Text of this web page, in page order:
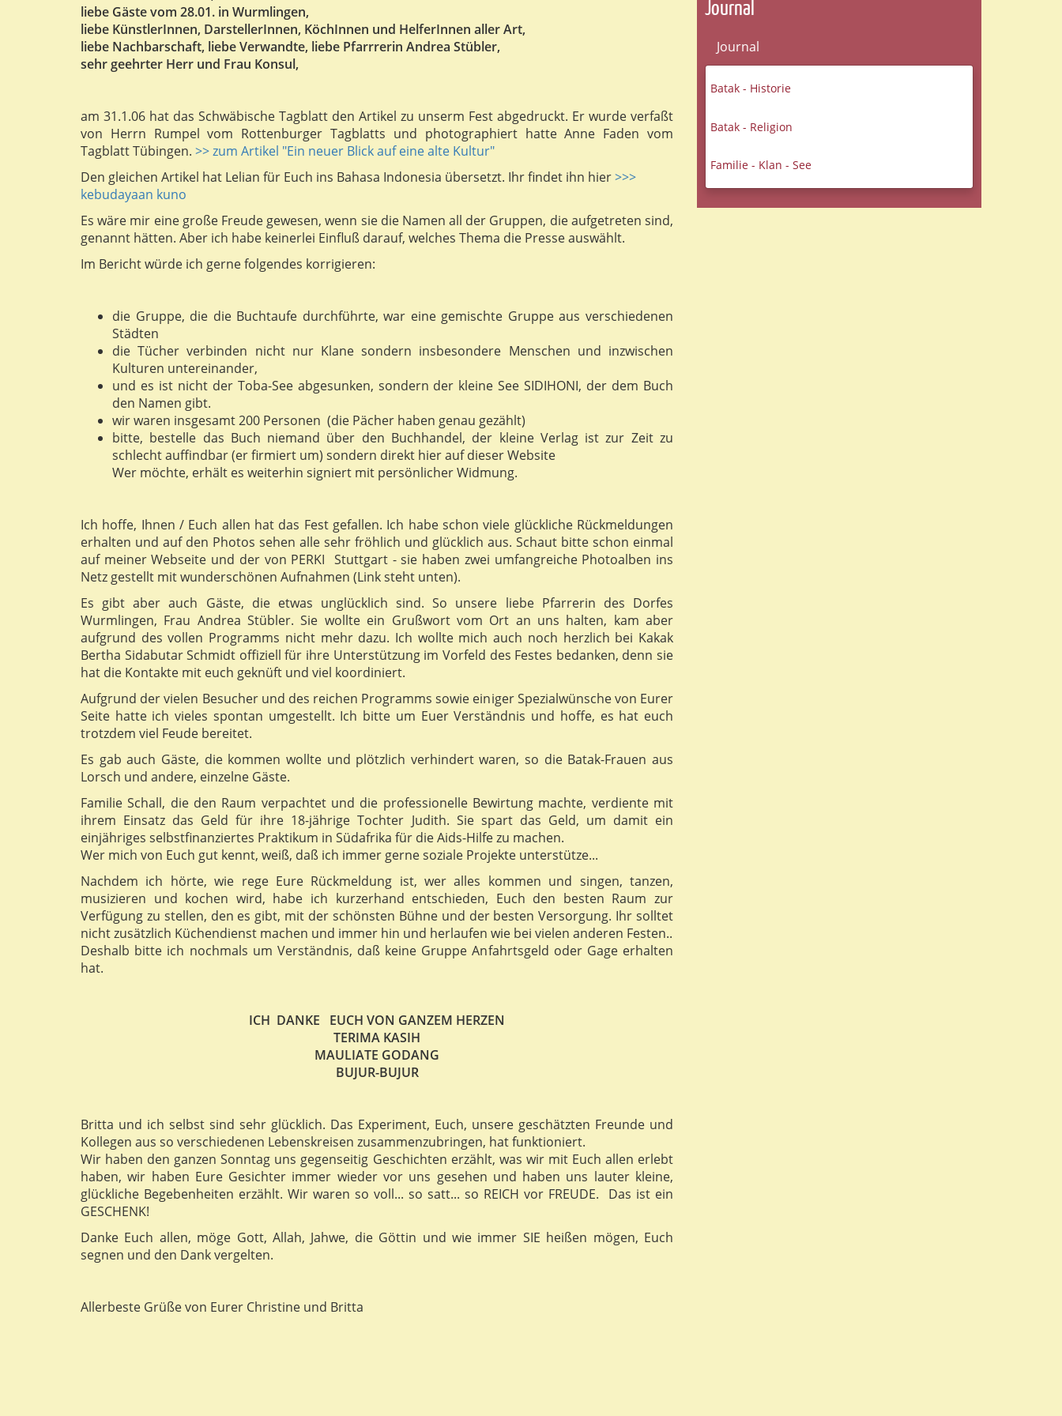
liebe Gäste vom 28.01. in Wurmlingen,
liebe KünstlerInnen, DarstellerInnen, KöchInnen und HelferInnen aller Art,
liebe Nachbarschaft, liebe Verwandte, liebe Pfarrrerin Andrea Stübler,
sehr geehrter Herr und Frau Konsul,
am 31.1.06 hat das Schwäbische Tagblatt den Artikel zu unserm Fest abgedruckt. Er wurde verfaßt
von Herrn Rumpel vom Rottenburger Tagblatts und photographiert hatte Anne Faden vom
Tagblatt Tübingen. >> zum Artikel "Ein neuer Blick auf eine alte Kultur"
Den gleichen Artikel hat Lelian für Euch ins Bahasa Indonesia übersetzt. Ihr findet ihn hier>>>
kebudayaan kuno
Es wäre mir eine große Freude gewesen, wenn sie die Namen all der Gruppen, die aufgetreten sind,
genannt hätten. Aber ich habe keinerlei Einfluß darauf, welches Thema die Presse auswählt.
Im Bericht würde ich gerne folgendes korrigieren:
die Gruppe, die die Buchtaufe durchführte, war eine gemischte Gruppe aus verschiedenen
Städten
die Tücher verbinden nicht nur Klane sondern insbesondere Menschen und inzwischen
Kulturen untereinander,
und es ist nicht der Toba-See abgesunken, sondern der kleine See SIDIHONI, der dem Buch
den Namen gibt.
wir waren insgesamt 200 Personen (die Pächer haben genau gezählt)
bitte, bestelle das Buch niemand über den Buchhandel, der kleine Verlag ist zur Zeit zu
schlecht auffindbar (er firmiert um) sondern direkt hier auf dieser Website
Wer möchte, erhält es weiterhin signiert mit persönlicher Widmung.
Ich hoffe, Ihnen / Euch allen hat das Fest gefallen. Ich habe schon viele glückliche Rückmeldungen
erhalten und auf den Photos sehen alle sehr fröhlich und glücklich aus. Schaut bitte schon einmal
auf meiner Webseite und der von PERKI Stuttgart - sie haben zwei umfangreiche Photoalben ins
Netz gestellt mit wunderschönen Aufnahmen (Link steht unten).
Es gibt aber auch Gäste, die etwas unglücklich sind. So unsere liebe Pfarrerin des Dorfes
Wurmlingen, Frau Andrea Stübler. Sie wollte ein Grußwort vom Ort an uns halten, kam aber
aufgrund des vollen Programms nicht mehr dazu. Ich wollte mich auch noch herzlich bei Kakak
Bertha Sidabutar Schmidt offiziell für ihre Unterstützung im Vorfeld des Festes bedanken, denn sie
hat die Kontakte mit euch geknüft und viel koordiniert.
Aufgrund der vielen Besucher und des reichen Programms sowie einiger Spezialwünsche von Eurer
Seite hatte ich vieles spontan umgestellt. Ich bitte um Euer Verständnis und hoffe, es hat euch
trotzdem viel Feude bereitet.
Es gab auch Gäste, die kommen wollte und plötzlich verhindert waren, so die Batak-Frauen aus
Lorsch und andere, einzelne Gäste.
Familie Schall, die den Raum verpachtet und die professionelle Bewirtung machte, verdiente mit
ihrem Einsatz das Geld für ihre 18-jährige Tochter Judith. Sie spart das Geld, um damit ein
einjähriges selbstfinanziertes Praktikum in Südafrika für die Aids-Hilfe zu machen.
Wer mich von Euch gut kennt, weiß, daß ich immer gerne soziale Projekte unterstütze...
Nachdem ich hörte, wie rege Eure Rückmeldung ist, wer alles kommen und singen, tanzen,
musizieren und kochen wird, habe ich kurzerhand entschieden, Euch den besten Raum zur
Verfügung zu stellen, den es gibt, mit der schönsten Bühne und der besten Versorgung. Ihr solltet
nicht zusätzlich Küchendienst machen und immer hin und herlaufen wie bei vielen anderen Festen..
Deshalb bitte ich nochmals um Verständnis, daß keine Gruppe Anfahrtsgeld oder Gage erhalten
hat.
ICH DANKE EUCH VON GANZEM HERZEN
TERIMA KASIH
MAULIATE GODANG
BUJUR-BUJUR
Britta und ich selbst sind sehr glücklich. Das Experiment, Euch, unsere geschätzten Freunde und
Kollegen aus so verschiedenen Lebenskreisen zusammenzubringen, hat funktioniert.
Wir haben den ganzen Sonntag uns gegenseitig Geschichten erzählt, was wir mit Euch allen erlebt
haben, wir haben Eure Gesichter immer wieder vor uns gesehen und haben uns lauter kleine,
glückliche Begebenheiten erzählt. Wir waren so voll... so satt... so REICH vor FREUDE. Das ist ein
GESCHENK!
Danke Euch allen, möge Gott, Allah, Jahwe, die Göttin und wie immer SIE heißen mögen, Euch
segnen und den Dank vergelten.
Allerbeste Grüße von Eurer Christine und Britta
Journal
Journal
Batak - Historie
Batak - Religion
Familie - Klan - See